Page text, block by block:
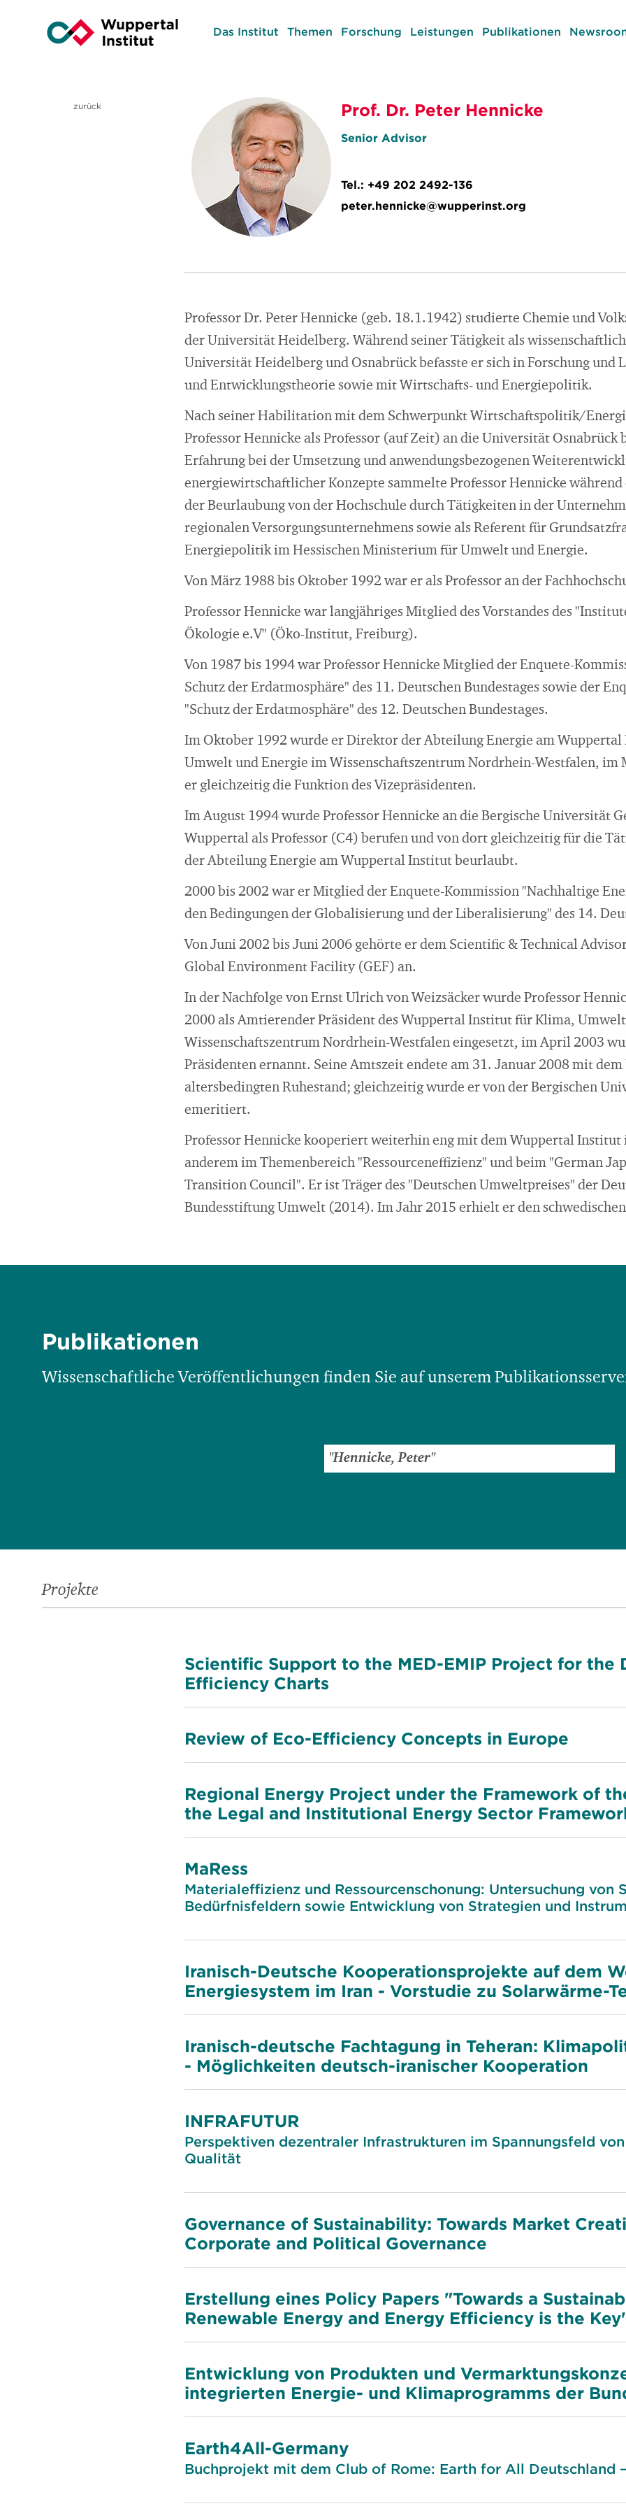
Das Institut Themen Forschung Leistungen Publikationen
zurück Prof. Dr. Peter Hennicke
Senior Advisor
Tel.: +49 202 2492-136
peter.hennicke@wupperinst.org
Professor Dr. Peter Hennicke (geb. 18.1.1942) studierte Chemie und
der Universität Heidelberg. Während seiner Tätigkeit als
Universität Heidelberg und Osnabrück befasste er sich in Forschung und
und Entwicklungstheorie sowie mit Wirtschafts- und Energiepolitik.
Nach seiner Habilitation mit dem Schwerpunkt Wirtschaftspolitik/
Professor Hennicke als Professor (auf Zeit) an die Universität Osnabrück
Erfahrung bei der Umsetzung und anwendungsbezogenen
energiewirtschaftlicher Konzepte sammelte Professor Hennicke
der Beurlaubung von der Hochschule durch Tätigkeiten in der
regionalen Versorgungsunternehmens sowie als Referent für
Energiepolitik im Hessischen Ministerium für Umwelt und Energie.
Von März 1988 bis Oktober 1992 war er als Professor an der
Professor Hennicke war langjähriges Mitglied des Vorstandes des
Ökologie e.V" (Öko-Institut, Freiburg).
Von 1987 bis 1994 war Professor Hennicke Mitglied der Enquete-
Schutz der Erdatmosphäre" des 11. Deutschen Bundestages sowie der
"Schutz der Erdatmosphäre" des 12. Deutschen Bundestages.
Im Oktober 1992 wurde er Direktor der Abteilung Energie am
Umwelt und Energie im Wissenschaftszentrum Nordrhein-Westfalen, im
er gleichzeitig die Funktion des Vizepräsidenten.
Im August 1994 wurde Professor Hennicke an die Bergische Universität
Wuppertal als Professor (C4) berufen und von dort gleichzeitig für die
der Abteilung Energie am Wuppertal Institut beurlaubt.
2000 bis 2002 war er Mitglied der Enquete-Kommission "Nachhaltige
den Bedingungen der Globalisierung und der Liberalisierung" des 14.
Von Juni 2002 bis Juni 2006 gehörte er dem Scientific & Technical
Global Environment Facility (GEF) an.
In der Nachfolge von Ernst Ulrich von Weizsäcker wurde Professor
2000 als Amtierender Präsident des Wuppertal Institut für Klima,
Wissenschaftszentrum Nordrhein-Westfalen eingesetzt, im April 2003
Präsidenten ernannt. Seine Amtszeit endete am 31. Januar 2008 mit
altersbedingten Ruhestand; gleichzeitig wurde er von der Bergischen
emeritiert.
Professor Hennicke kooperiert weiterhin eng mit dem Wuppertal Institut
anderem im Themenbereich "Ressourceneffizienz" und beim "German
Transition Council". Er ist Träger des "Deutschen Umweltpreises" der
Bundesstiftung Umwelt (2014). Im Jahr 2015 erhielt er den
Publikationen
Wissenschaftliche Veröffentlichungen finden Sie auf unserem
Projekte
Scientific Support to the MED-EMIP Project for
Efficiency Charts
Review of Eco-Efficiency Concepts in Europe
Regional Energy Project under the Framework of
the Legal and Institutional Energy Sector
MaRess
Materialeffizienz und Ressourcenschonung: Untersuchung von
Bedürfnisfeldern sowie Entwicklung von Strategien und
Iranisch-Deutsche Kooperationsprojekte auf dem
Energiesystem im Iran - Vorstudie zu Solarwärme-
Iranisch-deutsche Fachtagung in Teheran:
- Möglichkeiten deutsch-iranischer Kooperation
INFRAFUTUR
Perspektiven dezentraler Infrastrukturen im Spannungsfeld
Qualität
Governance of Sustainability: Towards Market
Corporate and Political Governance
Erstellung eines Policy Papers "Towards a
Renewable Energy and Energy Efficiency is the
Entwicklung von Produkten und
integrierten Energie- und Klimaprogramms der
Earth4All-Germany
Buchprojekt mit dem Club of Rome: Earth for All Deutschland